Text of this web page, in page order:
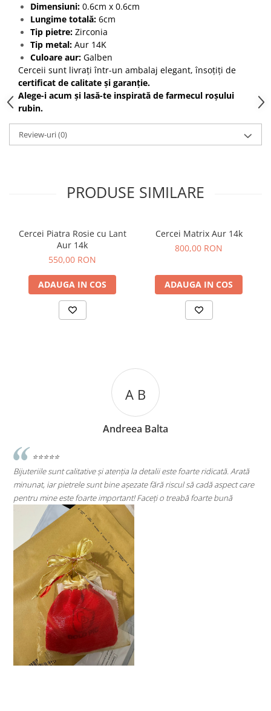
Dimensiuni: 0.6cm x 0.6cm
Lungime totală: 6cm
Tip pietre: Zirconia
Tip metal: Aur 14K
Culoare aur: Galben
Cerceii sunt livrați într-un ambalaj elegant, însoțiți de
certificat de calitate și garanție.
Alege-i acum și lasă-te inspirată de farmecul roșului
rubin.
Review-uri(0)
PRODUSE SIMILARE
Cercei Piatra Rosie cu Lant
Aur 14k
550,00 RON
ADAUGA IN COS
Cercei Matrix Aur 14k
800,00 RON
ADAUGA IN COS
foarte ridicată. Arată
să cadă aspect care
foarte bună
⭐⭐⭐⭐⭐
Super mulțumită!! Sunt superbi cerceii!!!